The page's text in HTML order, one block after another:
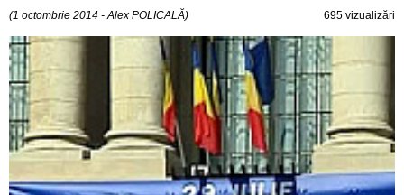
(1 octombrie 2014 - Alex POLICALĂ) 695 vizualizări